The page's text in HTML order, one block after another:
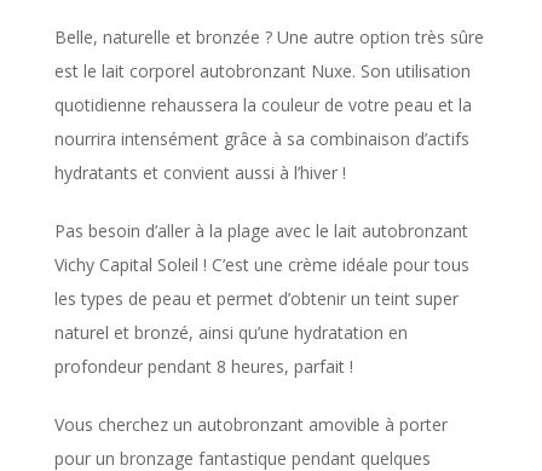
Belle, naturelle et bronzée ? Une autre option très sûre
est le lait corporel autobronzant Nuxe. Son utilisation
quotidienne rehaussera la couleur de votre peau et la
nourrira intensément grâce à sa combinaison d’actifs
hydratants et convient aussi à l’hiver !
Pas besoin d’aller à la plage avec le lait autobronzant
Vichy Capital Soleil ! C’est une crème idéale pour tous
les types de peau et permet d’obtenir un teint super
naturel et bronzé, ainsi qu’une hydratation en
profondeur pendant 8 heures, parfait !
Vous cherchez un autobronzant amovible à porter
pour un bronzage fantastique pendant quelques